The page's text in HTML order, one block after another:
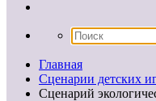
Главная
Сценарии детских
Сценарий